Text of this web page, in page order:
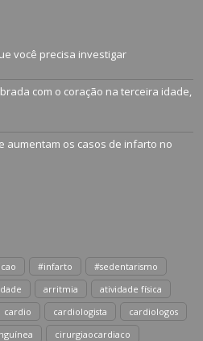
você precisa investigar
com o coração na terceira idade,
aumentam os casos de infarto no
#infarto
#sedentarismo
arritmia
atividade física
cardio cardiologista
cardiologos
cirurgiaocardiaco